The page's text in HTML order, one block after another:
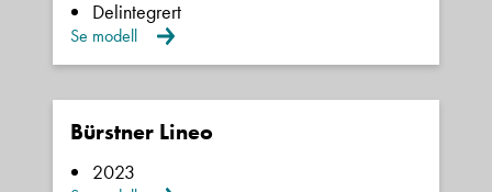
E-post
Navn
Delintegrert
Se modell
Bürstner Lineo
2023